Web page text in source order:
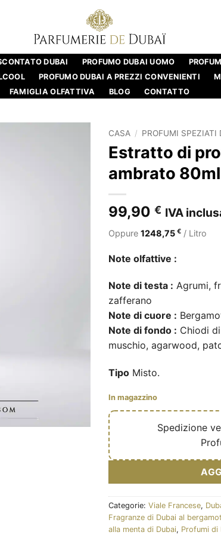
DUBAI PROFUMO DUBAI UOMO
PROFUMO DUBAI A PREZZI CONVENIENTI
FAMIGLIA OLFATTIVA
BLOG CONTATTO
CASA / PROFUMI SPEZIATI
Estratto di
ambrato
99,90 € IVA
Oppure 1248,75 € / Litro
Note olfattive :
Note di testa : Agrumi,
zafferano
Note di cuore :
Note di fondo : Chiodi
muschio, agarwood,
Tipo Misto.
In magazzino
Spedizione
Categorie: Viale Francese,
Fragranze di Dubai al
alla menta di Dubai, Profumi di